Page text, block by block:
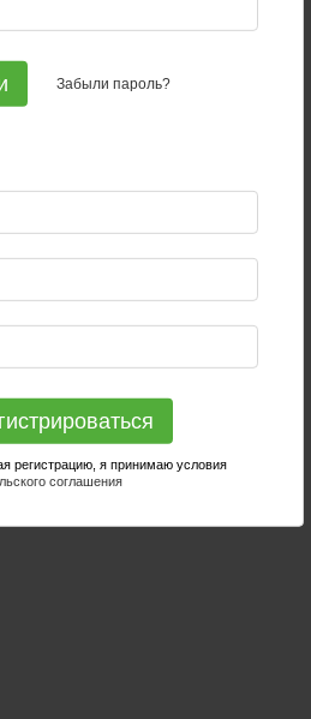
Забыли пароль?
регистрацию, я принимаю условия
соглашения